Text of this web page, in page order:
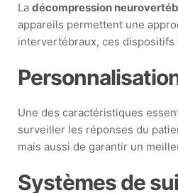
Ladécompression
appareils permettent une
intervertébraux, ces
Une des caractéristiques
surveiller les réponses du
mais aussi de garantir un
Systèmes de